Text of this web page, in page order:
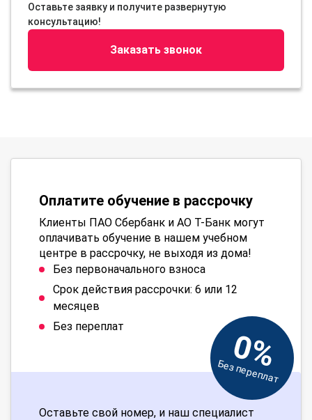
Оставьте заявку и получите развернутую
консультацию!
Заказать звонок
Оплатите обучение в рассрочку
Клиенты ПАО Сбербанк и АО Т-Банк могут
оплачивать обучение в нашем учебном
центре в рассрочку, не выходя из дома!
Без первоначального взноса
Срок действия рассрочки: 6 или 12
месяцев
Без переплат
0%
Без переплат
Оставьте свой номер, и наш специалист